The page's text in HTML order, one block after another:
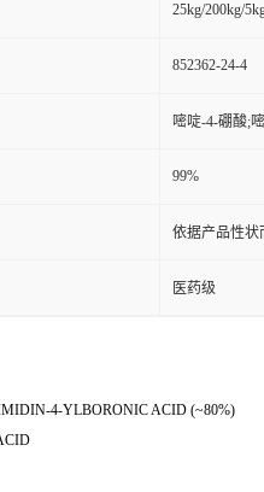
25kg/200kg/
852362-24-4
嘧啶-4-硼酸;
99%
依据产品性状
医药级
4-YLBORONIC ACID (~80%)